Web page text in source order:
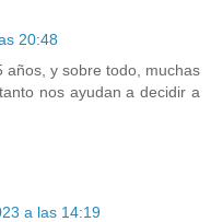
20:48
años, y sobre todo, muchas
nos ayudan a decidir a
a las 14:19